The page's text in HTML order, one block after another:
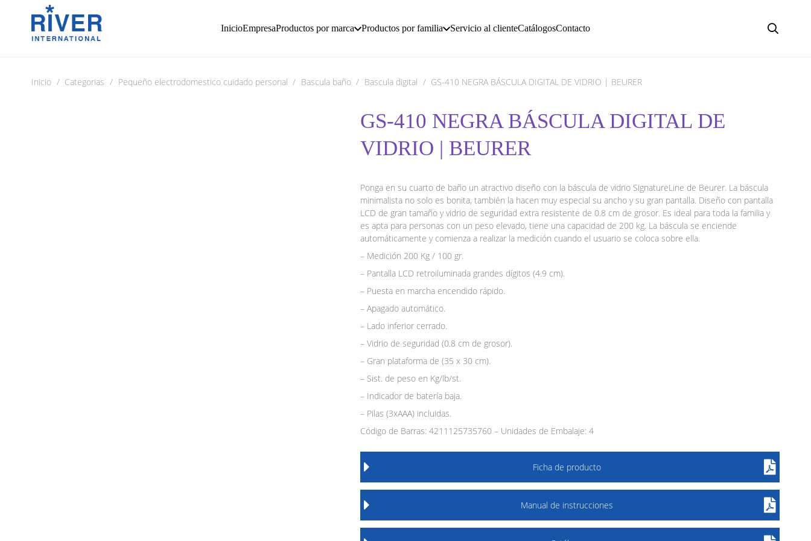
InicioEmpresaProductos por marca Productos por familia Servicio al clienteCatálogosContacto
Inicio / Categorias / Pequeño electrodomestico cuidado personal / Bascula baño / Bascula digital / GS-410 NEGRA BÁSCULA DIGITAL DE VIDRIO | BEURER
GS-410 NEGRA BÁSCULA DIGITAL DE
VIDRIO | BEURER
Ponga en su cuarto de baño un atractivo diseño con la báscula de vidrio SignatureLine de Beurer. La báscula
minimalista no solo es bonita, también la hacen muy especial su ancho y su gran pantalla. Diseño con pantalla
LCD de gran tamaño y vidrio de seguridad extra resistente de 0.8 cm de grosor. Es ideal para toda la familia y
es apta para personas con un peso elevado, tiene una capacidad de 200 kg. La báscula se enciende
automáticamente y comienza a realizar la medición cuando el usuario se coloca sobre ella.
– Medición 200 Kg / 100 gr.
– Pantalla LCD retroiluminada grandes dígitos (4.9 cm).
– Puesta en marcha encendido rápido.
– Apagado automático.
– Lado inferior cerrado.
– Vidrio de seguridad (0.8 cm de grosor).
– Gran plataforma de (35 x 30 cm).
– Sist. de peso en Kg/lb/st.
– Indicador de batería baja.
– Pilas (3xAAA) incluidas.
Código de Barras: 4211125735760 – Unidades de Embalaje: 4
Ficha de producto
Manual de instrucciones